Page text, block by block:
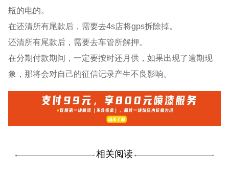
瓶的电的。
在还清所有尾款后，需要去4s店将gps拆除掉。
还清所有尾款后，需要去车管所解押。
在分期付款期间，一定要按时还月供，如果出现了逾期现
象，那将会对自己的征信记录产生不良影响。
相关阅读